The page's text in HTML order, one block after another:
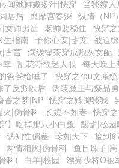
闻她鲜嫩多汁|快穿 当我嫁
居后 靡靡宫春深 纵情（NP）
女师男徒 老师要稳住 快穿
生指南 予你心安|甜宠 被迫
|古言 满级绿茶穿成炮灰女配
幸 乱花渐欲迷人眼 每天晚上
爸爸给睡了 快穿之rou文系统
了反派以后 伪装魔王与祭品
香之梦|NP 快穿之卿卿我我
火|伪骨科 长媳不如妻 快穿
穿】吃掉那只小白兔 酸甜|校园
认知性偏差 珍如天下 捡到
两情相厌|伪骨科 鱼目珠子|
科) 白羊|校园 漂亮少将O被